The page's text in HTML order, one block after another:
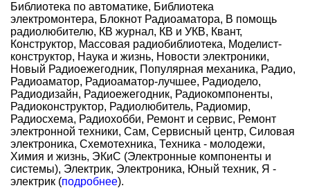
Библиотека по автоматике, Библиотека
электромонтера, Блокнот Радиоаматора, В помощь
радиолюбителю, КВ журнал, КВ и УКВ, Квант,
Конструктор, Массовая радиобиблиотека, Моделист-
конструктор, Наука и жизнь, Новости электроники,
Новый Радиоежегодник, Популярная механика, Радио,
Радиоаматор, Радиоаматор-лучшее, Радиодело,
Радиодизайн, Радиоежегодник, Радиокомпоненты,
Радиоконструктор, Радиолюбитель, Радиомир,
Радиосхема, Радиохобби, Ремонт и сервис, Ремонт
электронной техники, Сам, Сервисный центр, Силовая
электроника, Схемотехника, Техника - молодежи,
Химия и жизнь, ЭКиС (Электронные компоненты и
системы), Электрик, Электроника, Юный техник, Я -
электрик (подробнее).